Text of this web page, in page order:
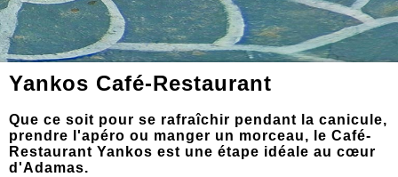
Yankos Café-Restaurant
Que ce soit pour se rafraîchir pendant la canicule,
prendre l'apéro ou manger un morceau, le Café-
Restaurant Yankos est une étape idéale au cœur
d'Adamas.